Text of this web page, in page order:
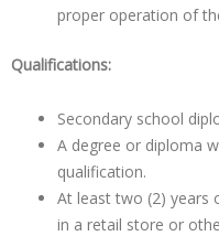
proper operation of
Qualifications:
Secondary school
A degree or diploma
qualification.
At least two (2) years
in a retail store or